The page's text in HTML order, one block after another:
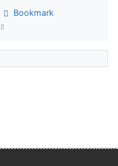
Bookmark